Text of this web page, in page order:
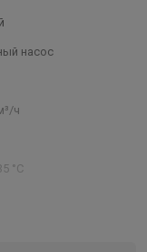
насос
ч
°C